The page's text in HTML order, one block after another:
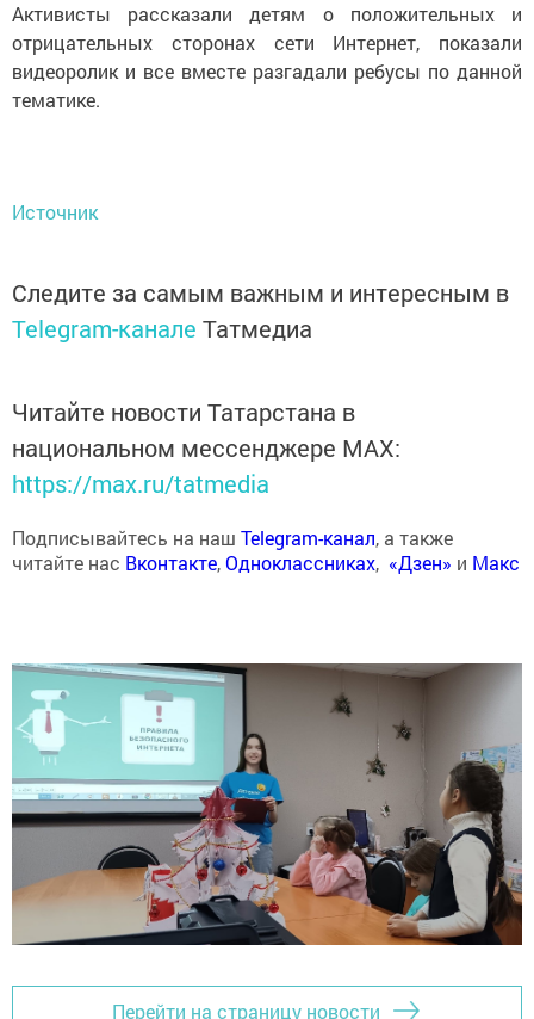
Активисты рассказали детям о положительных и
отрицательных сторонах сети Интернет, показали
видеоролик и все вместе разгадали ребусы по данной
тематике.
Источник
Следите за самым важным и интересным в
Telegram-канале Татмедиа
Читайте новости Татарстана в
национальном мессенджере MАХ:
https://max.ru/tatmedia
Подписывайтесь на наш Telegram-канал, а также
читайте нас Вконтакте,Одноклассниках, «Дзен» и Макс
Перейти на страницу новости